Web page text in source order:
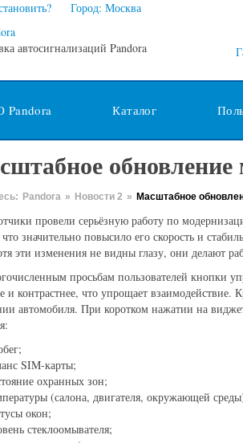
Город: Москва
автосигнализаций Pandora
Pandora Каталог
обновление
Pandora » Новости 2 » Масштабное
провели серьёзную работу по
значительно повысило его скорость и
эти изменения не видны глазу, они делают
просьбам пользователей кнопки
и контрастнее, что упрощает
автомобиля. При коротком нажатии на
SIM-карты;
охранных зон;
(салона, двигателя, окружающей
окон;
стеклоомывателя;